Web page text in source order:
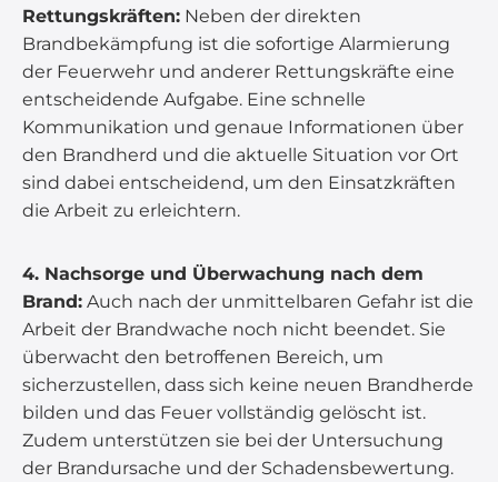
Rettungskräften: Neben der direkten
Brandbekämpfung ist die sofortige Alarmierung
der Feuerwehr und anderer Rettungskräfte eine
entscheidende Aufgabe. Eine schnelle
Kommunikation und genaue Informationen über
den Brandherd und die aktuelle Situation vor Ort
sind dabei entscheidend, um den Einsatzkräften
die Arbeit zu erleichtern.
4. Nachsorge und Überwachung nach dem
Brand: Auch nach der unmittelbaren Gefahr ist die
Arbeit der Brandwache noch nicht beendet. Sie
überwacht den betroffenen Bereich, um
sicherzustellen, dass sich keine neuen Brandherde
bilden und das Feuer vollständig gelöscht ist.
Zudem unterstützen sie bei der Untersuchung
der Brandursache und der Schadensbewertung.